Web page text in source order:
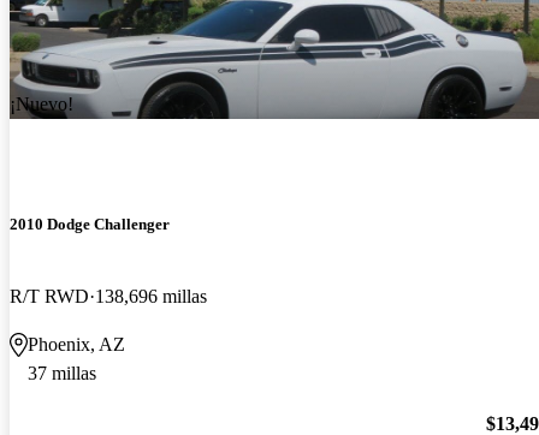
¡Nuevo!
2010 Dodge Challenger
R/T RWD 138,696 millas
Phoenix, AZ
37 millas